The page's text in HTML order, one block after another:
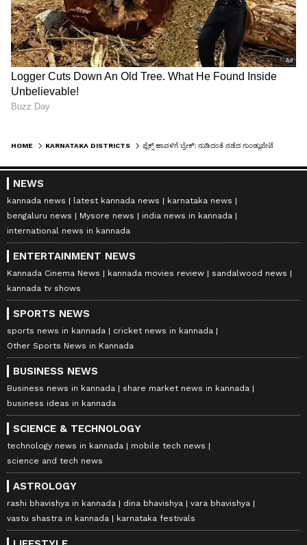
HOME KARNATAKA DISTRICTS
NEWS
kannada news latest kannada news
karnataka news
bengaluru news
Mysore news
india news in kannada
international news in kannada
ENTERTAINMENT NEWS
Kannada Cinema News kannada movies review
sandalwood news
kannada tv shows
SPORTS NEWS
sports news in kannada
cricket news in kannada
Other Sports News in Kannada
BUSINESS NEWS
Business news in kannada
share market news in kannada
business ideas in kannada
SCIENCE & TECHNOLOGY
technology news in kannada
mobile tech news
science and tech news
ASTROLOGY
rashi bhavishya in kannada dina bhavishya
vara bhavishya
vastu shastra in kannada
karnataka festivals